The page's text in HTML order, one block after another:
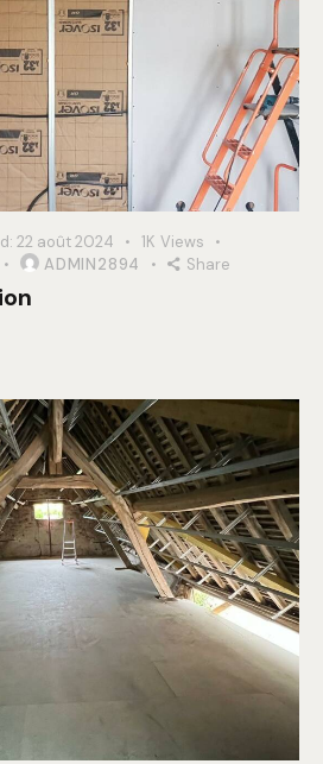
22 août 2024 1K Views
ADMIN2894 Share